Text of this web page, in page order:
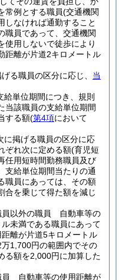
常例とする職員(交通機関
しなければ通勤すること
職員であって、交通機関
使用しないで徒歩により
距離が片道2キロメートル
る職員の区分に応じ、 当
単位期間につき、規則
当該職員の支給単位期間
する額(第4項において
掲げる職員の区分に応
ぞれ次に定める額(育児短
任用短時間勤務職員及び
支給単位期間当たりの通
職員にあっては、その額
合を乗じて得た額を減じ
員以外の職員 自動車等の
未満である職員にあって
離が片道5キロメートル
1,700円の範囲内でその
る額を2,000円に加算した
員 自動車等の使用距離が